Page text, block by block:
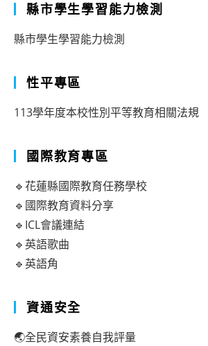
縣市學生學習能力檢測
縣市學生學習能力檢測
性平專區
113學年度本校性別平等教育相關法規
國際教育專區
🔹花蓮縣國際教育任務學校
🔹國際教育資料分享
🔹ICL會議連結
🔹英語歌曲
🔹英語角
資通安全
🌏全民資安素養自我評量